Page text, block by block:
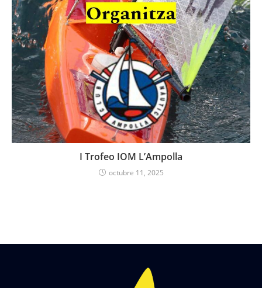
I Trofeo IOM L’Ampolla
octubre 11, 2025